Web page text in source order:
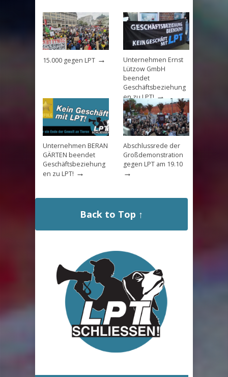
15.000 gegen LPT →
Unternehmen Ernst
Lützow GmbH
beendet
Geschäftsbeziehung
en zu LPT! →
Unternehmen BERAN
GÄRTEN beendet
Geschäftsbeziehung
en zu LPT! →
Abschlussrede der
Großdemonstration
gegen LPT am 19.10
→
Back to Top ↑